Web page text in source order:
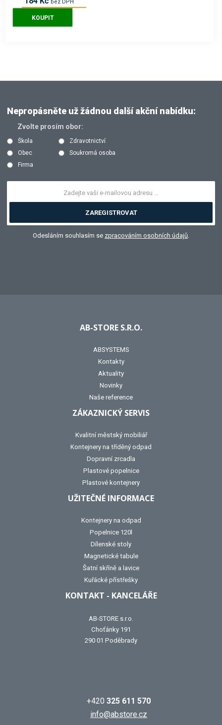
bez DPH
KOUPIT
Nepropásněte už žádnou další akční nabídku:
Zvolte prosím obor:
Škola
Zdravotnictví
Obec
Soukromá osoba
Firma
ZAREGISTROVAT
Odesláním souhlasím se zpracováním osobních údajů
AB-STORE S.R.O.
ABSYSTEMS
Kontakty
Aktuality
Novinky
Naše reference
ZÁKAZNICKÝ SERVIS
Kvalitní městský mobiliář
Kontejnery na tříděný odpad
Dopravní zrcadla
Plastové popelnice
Plastové kontejnery
UŽITEČNÉ INFORMACE
Kontejnery na odpad
Popelnice 120l
Dílenské stoly
Magnetické tabule
Šatní skříně a lavice
Kuřácké přístřešky
KONTAKT - KANCELÁŘE
AB-STORE s.r.o.
Choťánky 191
290 01 Poděbrady
+420 325 611 570
info@abstore.cz